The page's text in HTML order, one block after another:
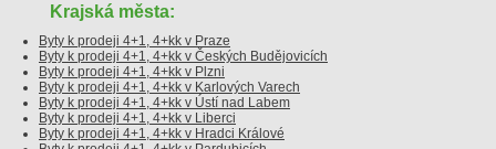
Krajská města:
Byty k prodeji 4+1, 4+kk v Praze
Byty k prodeji 4+1, 4+kk v Českých Budějovicích
Byty k prodeji 4+1, 4+kk v Plzni
Byty k prodeji 4+1, 4+kk v Karlových Varech
Byty k prodeji 4+1, 4+kk v Ústí nad Labem
Byty k prodeji 4+1, 4+kk v Liberci
Byty k prodeji 4+1, 4+kk v Hradci Králové